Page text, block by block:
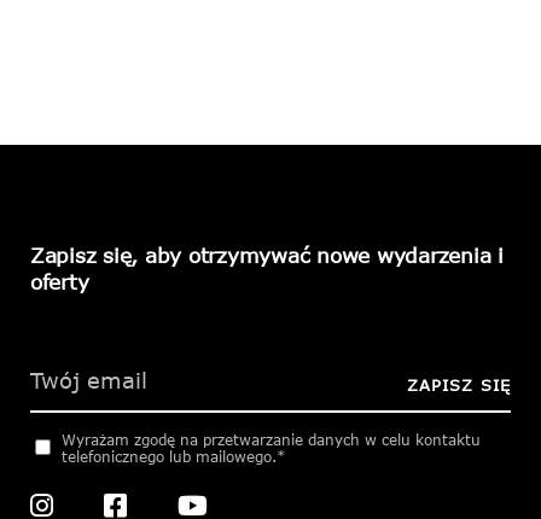
Zapisz się, aby otrzymywać nowe wydarzenia i
oferty
this
ZAPISZ SIĘ
Wyrażam zgodę na przetwarzanie danych w celu kontaktu
telefonicznego lub mailowego.*